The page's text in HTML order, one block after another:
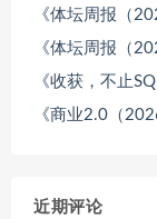
《体坛周报（
《体坛周报（
《收获，不止
《商业2.0（
近期评论